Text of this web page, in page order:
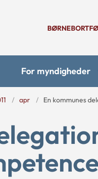
For myndigheder
apr En kommunes